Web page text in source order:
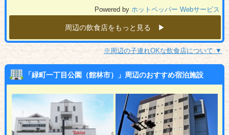
Powered by ホットペッパー Webサービス
周辺の飲食店をもっと見る ▶︎
※周辺の子連れOKな飲食店について ▼
「緑町一丁目公園（館林市）」周辺のおすすめ宿泊施設